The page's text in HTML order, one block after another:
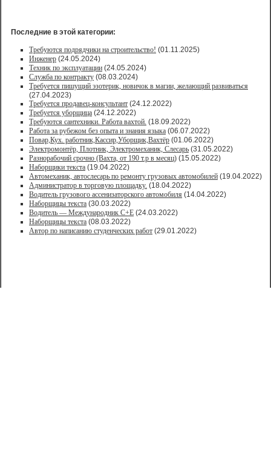
Последние в этой категории:
Требуются подрядчики на строительство! (01.11.2025)
Инженер (24.05.2024)
Техник по эксплуатации (24.05.2024)
Служба по контракту (08.03.2024)
Требуется пишущий эзотерик, новичок в магии, желающий развиваться
(27.04.2023)
Требуется продавец-консультант (24.12.2022)
Требуется уборщица (24.12.2022)
Требуются сантехники. Работа вахтой. (18.09.2022)
Работа за рубежом без опыта и знания языка (06.07.2022)
Повар,Кух. работник,Кассир,Уборщик,Вахтёр (01.06.2022)
Электромонтёр, Плотник, Электромеханик, Слесарь (31.05.2022)
Paзнoрабочий cрочно (Вахта, от 190 т.р в месяц) (15.05.2022)
Наборщики текста (19.04.2022)
Автомеханик, автослесарь по ремонту грузовых автомобилей (19.04.2022)
Администратор в торговую площадку. (18.04.2022)
Водитель грузового ассенизаторского автомобиля (14.04.2022)
Наборщицы текста (30.03.2022)
Водитель — Международник С+Е (24.03.2022)
Наборщицы текста (08.03.2022)
Автор по написанию студенческих работ (29.01.2022)